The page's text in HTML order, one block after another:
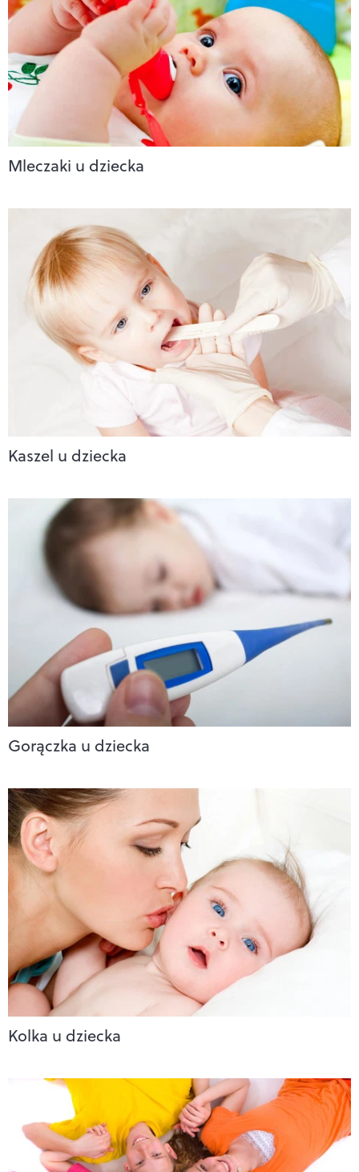
Mleczaki u dziecka
Kaszel u dziecka
Gorączka u dziecka
Kolka u dziecka